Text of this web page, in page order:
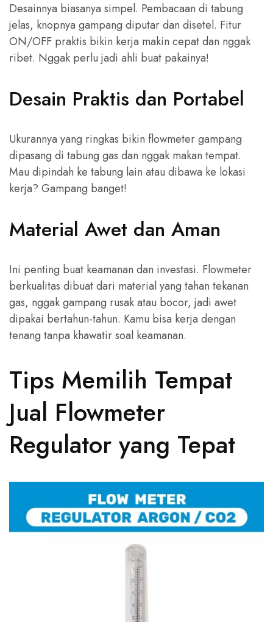
Desainnya biasanya simpel. Pembacaan di tabung
jelas, knopnya gampang diputar dan disetel. Fitur
ON/OFF praktis bikin kerja makin cepat dan nggak
ribet. Nggak perlu jadi ahli buat pakainya!
Desain Praktis dan Portabel
Ukurannya yang ringkas bikin flowmeter gampang
dipasang di tabung gas dan nggak makan tempat.
Mau dipindah ke tabung lain atau dibawa ke lokasi
kerja? Gampang banget!
Material Awet dan Aman
Ini penting buat keamanan dan investasi. Flowmeter
berkualitas dibuat dari material yang tahan tekanan
gas, nggak gampang rusak atau bocor, jadi awet
dipakai bertahun-tahun. Kamu bisa kerja dengan
tenang tanpa khawatir soal keamanan.
Tips Memilih Tempat
Jual Flowmeter
Regulator yang Tepat